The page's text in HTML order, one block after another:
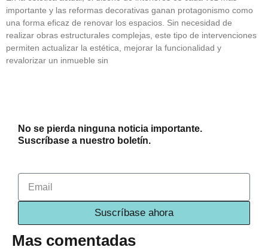
importante y las reformas decorativas ganan protagonismo como
una forma eficaz de renovar los espacios. Sin necesidad de
realizar obras estructurales complejas, este tipo de intervenciones
permiten actualizar la estética, mejorar la funcionalidad y
revalorizar un inmueble sin
No se pierda ninguna noticia importante.
Suscríbase a nuestro boletín.
Suscríbase ahora
Mas comentadas